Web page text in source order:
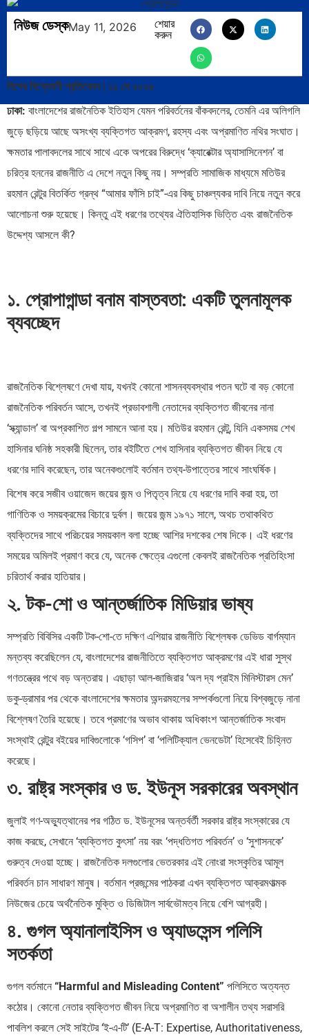
নিউজ ডেস্কMay 11, 2026
শেয়ার
করুন
বিশেষ বিশ্লেষণী প্রতিবেদন | ১১ মে ২০২৬
ঢাকা: বাংলাদেশের রাজনৈতিক ইতিহাস যেমন পরিবর্তনের বাঁকবদলের, তেমনি এর অলিগলি
জুড়ে ছড়িয়ে আছে অসংখ্য ব্যক্তিগত আক্রমণ, রহস্য এবং অপ্রমাণিত নথির সংঘাত।
ক্ষমতার পালাবদলের সাথে সাথে একে অপরের বিরুদ্ধে ‘ক্যারেক্টার অ্যাসাসিনেশন’ বা
চরিত্র হননের রাজনীতি এ দেশে নতুন কিছু নয়। সম্প্রতি সামাজিক মাধ্যমে মতিউর
রহমান রেন্টুর বিতর্কিত গ্রন্থ “আমার ফাঁসি চাই”-এর কিছু চাঞ্চল্যকর দাবি নিয়ে নতুন করে
আলোচনা শুরু হয়েছে। কিন্তু এই ধরণের তথ্যের ঐতিহাসিক ভিত্তি এবং রাজনৈতিক
উদ্দেশ্য আসলে কী?
১. প্রোপাগান্ডা বনাম বাস্তবতা: একটি তুলনামূলক
ব্যবচ্ছেদ
রাজনৈতিক বিশ্লেষণে দেখা যায়, যখনই কোনো শাসনব্যবস্থার পতন ঘটে বা বড় কোনো
রাজনৈতিক পরিবর্তন আসে, তখনই প্রভাবশালী নেতাদের ব্যক্তিগত জীবনের নানা
‘স্ক্যান্ডাল’ বা অপ্রকাশিত গল্প সামনে আনা হয়। মতিউর রহমান রেন্টু, যিনি একসময় শেখ
হাসিনার ঘনিষ্ঠ সহকারী ছিলেন, তার বইটিতে শেখ হাসিনার ব্যক্তিগত জীবন নিয়ে যে
ধরণের দাবি করেছেন, তার অনেকগুলোই বর্তমান তথ্য-উপাত্তের সাথে সাংঘর্ষিক।
বিশেষ করে সজীব ওয়াজেদ জয়ের জন্ম ও পিতৃত্ব নিয়ে যে ধরণের দাবি করা হয়, তা
গাণিতিক ও সময়ক্রমের বিচারে দুর্বল। জয়ের জন্ম ১৯৭১ সালে, অথচ তথাকথিত
ব্যক্তিদের সাথে পরিচয়ের সময়কাল বলা হচ্ছে আশির দশকের শেষ দিকে। এই ধরণের
সময়ের অমিলই প্রমাণ করে যে, অনেক ক্ষেত্রে এগুলো কেবলই রাজনৈতিক প্রতিহিংসা
চরিতার্থ করার হাতিয়ার।
২. টক-শো ও আন্তর্জাতিক মিডিয়ার ভাষ্য
সম্প্রতি বিবিসির একটি টক-শো-তে দক্ষিণ এশিয়ার রাজনীতি বিশ্লেষক ডেভিড বার্গম্যান
মন্তব্য করেছিলেন যে, বাংলাদেশের রাজনীতিতে ব্যক্তিগত আক্রমণের এই ধারা সুস্থ
গণতন্ত্রের পথে বড় অন্তরায়। এছাড়া আল-জাজিরার ‘অল দ্য প্রাইম মিনিস্টারস মেন’
ডকু-ড্রামার পর থেকে বাংলাদেশের ক্ষমতার অন্দরমহলের সম্পর্কগুলো নিয়ে বিশ্বজুড়ে নানা
বিশ্লেষণ তৈরি হয়েছে। তবে প্রমাণের অভাব থাকায় অধিকাংশ আন্তর্জাতিক সংবাদ
সংস্থাই রেন্টুর বইয়ের দাবিগুলোকে ‘গসিপ’ বা ‘পলিটিক্যাল ভেনডেটা’ হিসেবেই চিহ্নিত
করেছে।
৩. রাষ্ট্র সংস্কার ও ড. ইউনূস সরকারের অবস্থান
জুলাই গণ-অভ্যুত্থানের পর গঠিত ড. ইউনূসের অন্তর্বর্তী সরকার রাষ্ট্র সংস্কারের যে
কাজ করছে, সেখানে ‘ব্যক্তিগত কুৎসা’ নয় বরং ‘পদ্ধতিগত পরিবর্তন’ ও ‘সুশাসনকে’
গুরুত্ব দেওয়া হচ্ছে। রাজনৈতিক দলগুলোর ভেতরকার এই নোংরা সংস্কৃতির আমূল
পরিবর্তন চান সাধারণ মানুষ। বর্তমান প্রজন্মের পাঠকরা এখন ব্যক্তিগত আক্রমণাত্মক
নিউজের চেয়ে অর্থনৈতিক মুক্তি ও ডিজিটাল সার্বভৌমত্ব নিয়ে বেশি আগ্রহী।
৪. গুগল অ্যানালাইসিস ও অ্যাডসেন্স পলিসি
সতর্কতা
গুগল বর্তমানে “Harmful and Misleading Content” পলিসিতে অত্যন্ত
কঠোর। কোনো নেতার ব্যক্তিগত জীবন নিয়ে অপ্রমাণিত বা অশালীন তথ্য সরাসরি
পাবলিশ করলে সেই সাইটের ‘ই-এ-টি’ (E-A-T: Expertise, Authoritativeness,